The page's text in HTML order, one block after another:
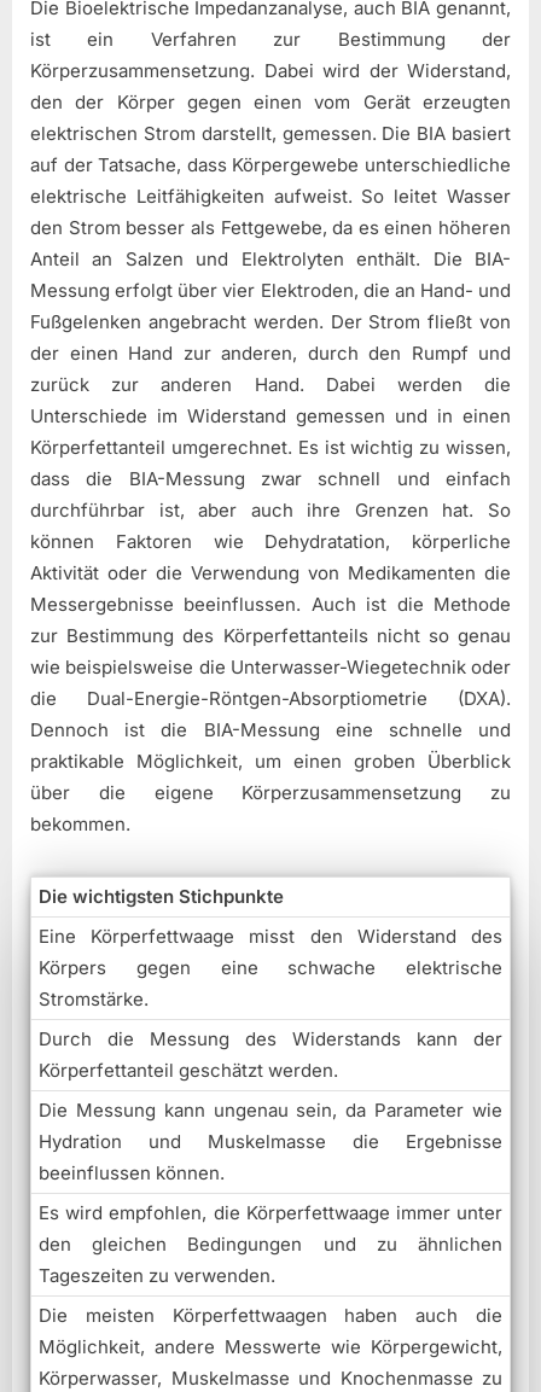
Die Bioelektrische Impedanzanalyse, auch BIA genannt,
ist ein Verfahren zur Bestimmung der
Körperzusammensetzung. Dabei wird der Widerstand,
den der Körper gegen einen vom Gerät erzeugten
elektrischen Strom darstellt, gemessen. Die BIA basiert
auf der Tatsache, dass Körpergewebe unterschiedliche
elektrische Leitfähigkeiten aufweist. So leitet Wasser
den Strom besser als Fettgewebe, da es einen höheren
Anteil an Salzen und Elektrolyten enthält. Die BIA-
Messung erfolgt über vier Elektroden, die an Hand- und
Fußgelenken angebracht werden. Der Strom fließt von
der einen Hand zur anderen, durch den Rumpf und
zurück zur anderen Hand. Dabei werden die
Unterschiede im Widerstand gemessen und in einen
Körperfettanteil umgerechnet. Es ist wichtig zu wissen,
dass die BIA-Messung zwar schnell und einfach
durchführbar ist, aber auch ihre Grenzen hat. So
können Faktoren wie Dehydratation, körperliche
Aktivität oder die Verwendung von Medikamenten die
Messergebnisse beeinflussen. Auch ist die Methode
zur Bestimmung des Körperfettanteils nicht so genau
wie beispielsweise die Unterwasser-Wiegetechnik oder
die Dual-Energie-Röntgen-Absorptiometrie (DXA).
Dennoch ist die BIA-Messung eine schnelle und
praktikable Möglichkeit, um einen groben Überblick
über die eigene Körperzusammensetzung zu
bekommen.
Die wichtigsten Stichpunkte
Eine Körperfettwaage misst den Widerstand des
Körpers gegen eine schwache elektrische
Stromstärke.
Durch die Messung des Widerstands kann der
Körperfettanteil geschätzt werden.
Die Messung kann ungenau sein, da Parameter wie
Hydration und Muskelmasse die Ergebnisse
beeinflussen können.
Es wird empfohlen, die Körperfettwaage immer unter
den gleichen Bedingungen und zu ähnlichen
Tageszeiten zu verwenden.
Die meisten Körperfettwaagen haben auch die
Möglichkeit, andere Messwerte wie Körpergewicht,
Körperwasser, Muskelmasse und Knochenmasse zu